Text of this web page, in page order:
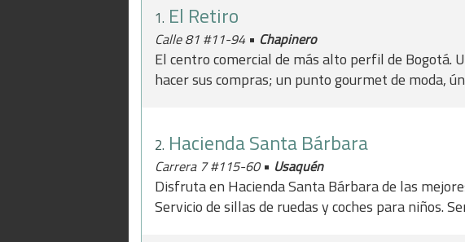
1. El Retiro
Calle 81 #11-94 • Chapinero
El centro comercial de más alto perfil de Bogotá.
hacer sus compras; un punto gourmet de moda,
2. Hacienda Santa Bárbara
Carrera 7 #115-60 • Usaquén
Disfruta en Hacienda Santa Bárbara de las
Servicio de sillas de ruedas y coches para niños.